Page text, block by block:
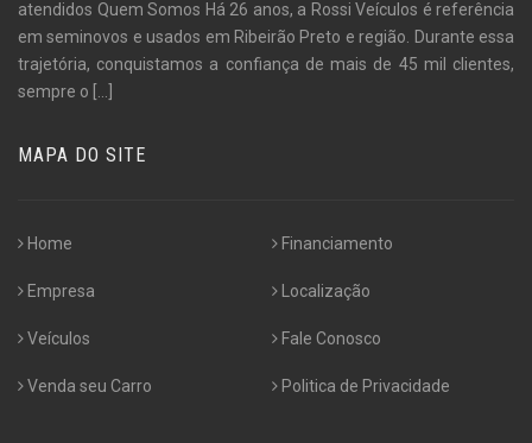
atendidos Quem Somos Há 26 anos, a Rossi Veículos é referência
em seminovos e usados em Ribeirão Preto e região. Durante essa
trajetória, conquistamos a confiança de mais de 45 mil clientes,
sempre o [...]
MAPA DO SITE
Home
Empresa
Veículos
Venda seu Carro
Financiamento
Localização
Fale Conosco
Politica de Privacidade